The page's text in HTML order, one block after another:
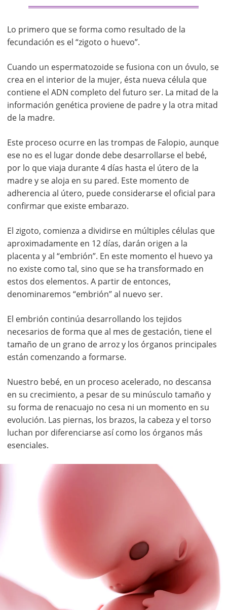
Lo primero que se forma como resultado de la
fecundación es el “zigoto o huevo”.
Cuando un espermatozoide se fusiona con un óvulo, se
crea en el interior de la mujer, ésta nueva célula que
contiene el ADN completo del futuro ser. La mitad de la
información genética proviene de padre y la otra mitad
de la madre.
Este proceso ocurre en las trompas de Falopio, aunque
ese no es el lugar donde debe desarrollarse el bebé,
por lo que viaja durante 4 días hasta el útero de la
madre y se aloja en su pared. Este momento de
adherencia al útero, puede considerarse el oficial para
confirmar que existe embarazo.
El zigoto, comienza a dividirse en múltiples células que
aproximadamente en 12 días, darán origen a la
placenta y al “embrión”. En este momento el huevo ya
no existe como tal, sino que se ha transformado en
estos dos elementos. A partir de entonces,
denominaremos “embrión” al nuevo ser.
El embrión continúa desarrollando los tejidos
necesarios de forma que al mes de gestación, tiene el
tamaño de un grano de arroz y los órganos principales
están comenzando a formarse.
Nuestro bebé, en un proceso acelerado, no descansa
en su crecimiento, a pesar de su minúsculo tamaño y
su forma de renacuajo no cesa ni un momento en su
evolución. Las piernas, los brazos, la cabeza y el torso
luchan por diferenciarse así como los órganos más
esenciales.